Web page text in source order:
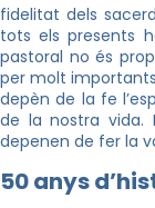
fidelitat dels
tots els presents
pastoral no és
per molt
depèn de la fe
de la nostra
depenen de fer la
50 anys